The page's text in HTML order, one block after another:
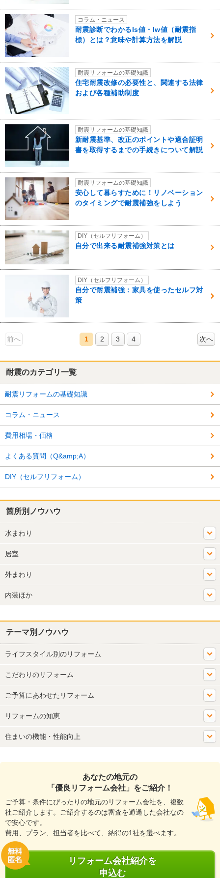
コラム・ニュース
耐震診断でわかるIs値・Iw値（耐震指
標）とは？意味や計算方法を解説
耐震リフォームの基礎知識
住宅耐震改修の必要性と、関連する法律
および各種補助制度
耐震リフォームの基礎知識
新耐震基準、改正のポイントや適合証明
書を取得するまでの手続きについて解説
耐震リフォームの基礎知識
安心して暮らすために！リノベーション
のタイミングで耐震補強をしよう
DIY（セルフリフォーム）
自分で出来る耐震補強対策とは
DIY（セルフリフォーム）
自分で耐震補強：家具を使ったセルフ対
策
前へ 1 2 3 4 次へ
耐震のカテゴリ一覧
耐震リフォームの基礎知識
コラム・ニュース
費用相場・価格
よくある質問（Q&amp;A）
DIY（セルフリフォーム）
箇所別ノウハウ
水まわり
居室
外まわり
内装ほか
テーマ別ノウハウ
ライフスタイル別のリフォーム
こだわりのリフォーム
ご予算にあわせたリフォーム
リフォームの知恵
住まいの機能・性能向上
あなたの地元の
「優良リフォーム会社」をご紹介！
ご予算・条件にぴったりの地元のリフォーム会社を、複数
社ご紹介します。ご紹介するのは審査を通過した会社なの
で安心です。
費用、プラン、担当者を比べて、納得の1社を選べます。
リフォーム会社紹介を
申込む